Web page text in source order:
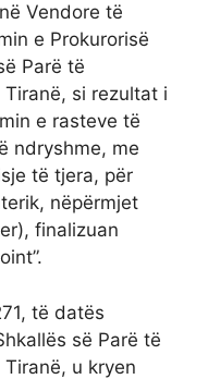
Vendore të
e Prokurorisë
Parë të
si rezultat i
e rasteve të
ndryshme, me
të tjera, për
nëpërmjet
finalizuan
të datës
së Parë të
u kryen